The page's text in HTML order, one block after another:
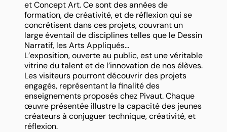
et Concept Art. Ce sont des années de
formation, de créativité, et de réflexion qui se
concrétisent dans ces projets, couvrant un
large éventail de disciplines telles que le Dessin
Narratif, les Arts Appliqués…
L’exposition, ouverte au public, est une véritable
vitrine du talent et de l’innovation de nos élèves.
Les visiteurs pourront découvrir des projets
engagés, représentant la finalité des
enseignements proposés chez Pivaut. Chaque
œuvre présentée illustre la capacité des jeunes
créateurs à conjuguer technique, créativité, et
réflexion.